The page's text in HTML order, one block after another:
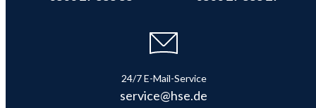
24/7 E-Mail-Service
service@hse.de